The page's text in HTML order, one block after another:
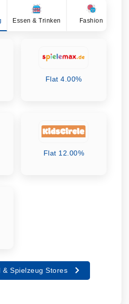
Essen & Trinken Fashion
Flat 4.00%
Flat 12.00%
& Spielzeug Stores